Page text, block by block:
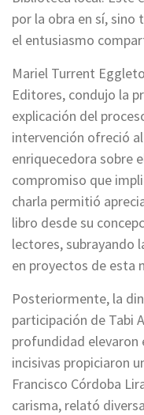
por la obra en sí, sino
el entusiasmo
Mariel Turrent
Editores, condujo la
explicación del
intervención ofreció
enriquecedora sobre
compromiso que
charla permitió
libro desde su
lectores, subrayando
en proyectos de esta
Posteriormente, la
participación de Tabi
profundidad elevaron
incisivas propiciaron
Francisco Córdoba
carisma, relató